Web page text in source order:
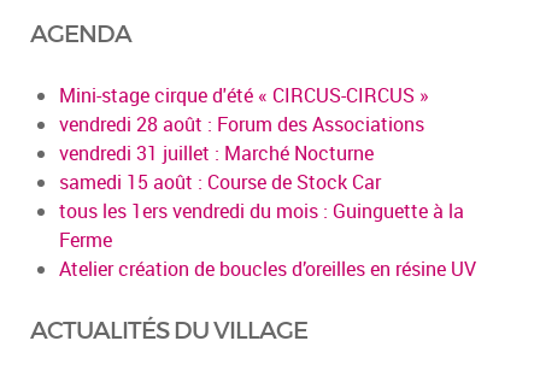
AGENDA
Mini-stage cirque d'été « CIRCUS-CIRCUS »
vendredi 28 août : Forum des Associations
vendredi 31 juillet : Marché Nocturne
samedi 15 août : Course de Stock Car
tous les 1ers vendredi du mois : Guinguette à la
Ferme
Atelier création de boucles d’oreilles en résine UV
ACTUALITÉS DU VILLAGE